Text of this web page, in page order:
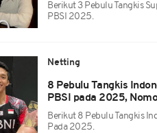
Berikut 3 Pebulu Tangkis
PBSI 2025.
Netting
8 Pebulu Tangkis
PBSI pada 2025,
Berikut 8 Pebulu Tangkis
Pada 2025.